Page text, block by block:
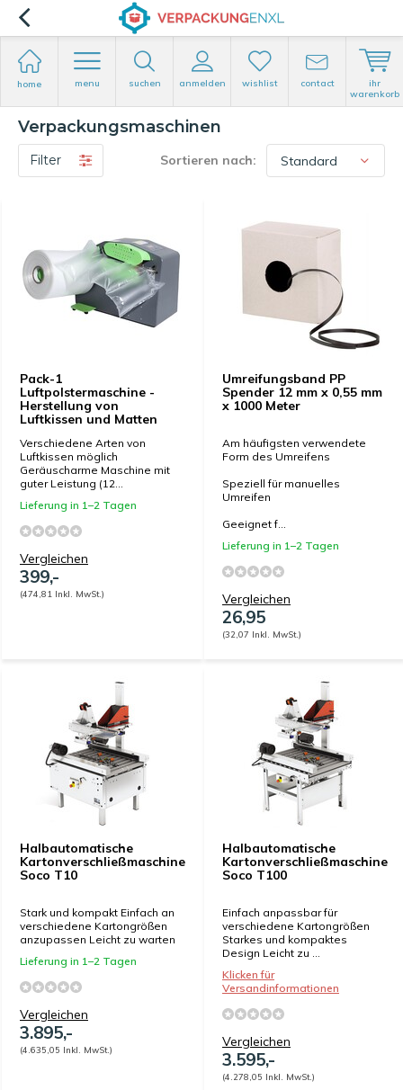
home menu suchen anmelden wishlist contact
ihr
warenkorb
Verpackungsmaschinen
Filter Sortieren nach:
Pack-1
Luftpolstermaschine -
Herstellung von
Luftkissen und Matten
Verschiedene Arten von
Luftkissen möglich
Geräuscharme Maschine mit
guter Leistung (12...
Lieferung in 1–2 Tagen
Vergleichen
399,-
(474,81 Inkl. MwSt.)
Umreifungsband PP
Spender 12 mm x 0,55 mm
x 1000 Meter
Am häufigsten verwendete
Form des Umreifens
Speziell für manuelles
Umreifen
Geeignet f...
Lieferung in 1–2 Tagen
Vergleichen
26,95
(32,07 Inkl. MwSt.)
Halbautomatische
Kartonverschließmaschine
Soco T10
Stark und kompakt Einfach an
verschiedene Kartongrößen
anzupassen Leicht zu warten
Lieferung in 1–2 Tagen
Vergleichen
3.895,-
(4.635,05 Inkl. MwSt.)
Halbautomatische
Kartonverschließmaschine
Soco T100
Einfach anpassbar für
verschiedene Kartongrößen
Starkes und kompaktes
Design Leicht zu ...
Klicken für
Versandinformationen
Vergleichen
3.595,-
(4.278,05 Inkl. MwSt.)